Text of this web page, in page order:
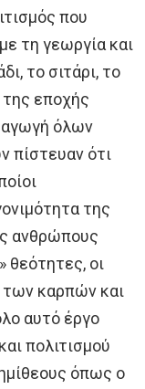
που
τη γεωργία και
το σιτάρι, το
της εποχής
όλων
πίστευαν ότι
της
ανθρώπους
θεότητες, οι
των καρπών και
αυτό έργο
πολιτισμού
όπως ο